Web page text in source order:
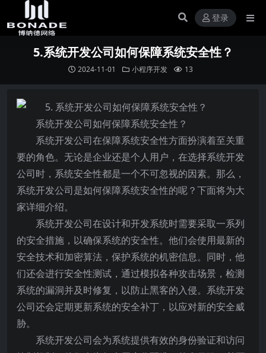
登录
5.系统开发公司如何保障系统安全性？
2024-11-01 小程序开发 13
系统开发公司如何保障系统安全性？
系统开发公司在保障系统安全性方面扮演着至关重
要的角色。无论是企业还是个人用户，在选择系统开发
公司时，系统安全性都是一个不可忽视的因素。那么，
系统开发公司是如何保障系统安全性的呢？下面将为大
家详细介绍。
系统开发公司在设计和开发系统时需要采取一系列
的安全措施，以确保系统的安全性。他们会使用最新的
安全技术和加密算法，保护系统的机密信息。同时，他
们还会进行安全性测试，通过模拟各种攻击场景，检测
系统的漏洞并及时修复，以防止黑客的入侵。系统开发
公司还会定期更新系统的安全补丁，以应对新的安全威
胁。
系统开发公司会为系统提供有效的身份验证和访问